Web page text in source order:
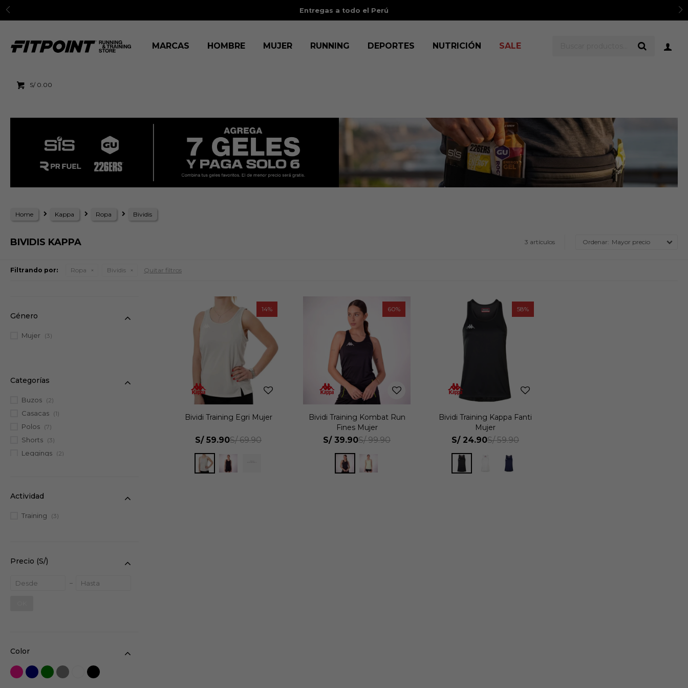
3 cuotas sin interesescon BCP, BBVA, IBK, Scotia, Diners y Cencosud.
MARCAS HOMBRE MUJER RUNNING DEPORTES NUTRICIÓN SALE
S/ 0.00
Home Kappa Ropa Bividis
BIVIDIS KAPPA 3 artículos Mayor precio
Filtrando por: Ropa Bividis Quitar filtros
14
Bividi Training Egri Mujer
S/ 59.90S/ 69.90
60
Bividi Training Kombat Run
Fines Mujer
S/ 39.90S/ 99.90
58
Bividi Training Kappa Fanti
Mujer
S/ 24.90S/ 59.90
Categorías
Buzos (2)
Casacas (1)
Polos (7)
Shorts (3)
Leggings (2)
Precio (S/)
Género
Mujer (3)
Color
Actividad
Training (3)